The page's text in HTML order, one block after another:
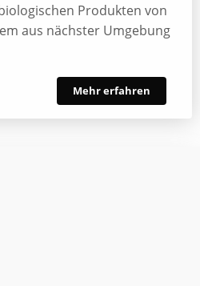
Produkten von
aus nächster Umgebung
Mehr erfahren